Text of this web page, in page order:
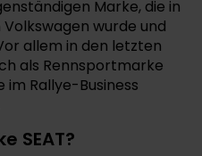
Marke, die in
wurde und
allem in den letzten
als Rennsportmarke
Rallye-Business
SEAT?